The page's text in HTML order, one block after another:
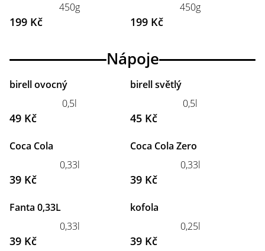
450g
199 Kč
450g
199 Kč
Nápoje
birell ovocný
0,5l
49 Kč
birell světlý
0,5l
45 Kč
Coca Cola
0,33l
39 Kč
Coca Cola Zero
0,33l
39 Kč
Fanta 0,33L
0,33l
39 Kč
kofola
0,25l
39 Kč